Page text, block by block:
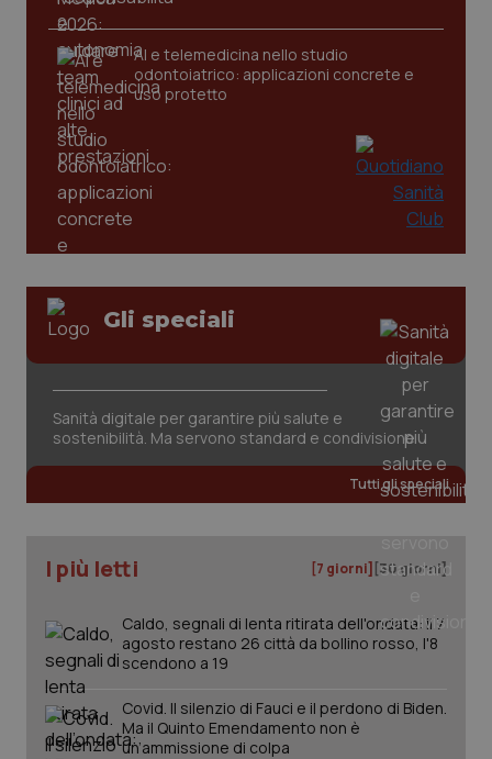
AI e telemedicina nello studio
odontoiatrico: applicazioni concrete e
uso protetto
Gli speciali
Sanità digitale per garantire più salute e
sostenibilità. Ma servono standard e condivisione
Tutti gli speciali
I più letti [7 giorni] [30 giorni]
Caldo, segnali di lenta ritirata dell'ondata: il 7
agosto restano 26 città da bollino rosso, l'8
scendono a 19
Covid. Il silenzio di Fauci e il perdono di Biden.
Ma il Quinto Emendamento non è
un’ammissione di colpa
www.quotidianosanita.it
tracking-enable